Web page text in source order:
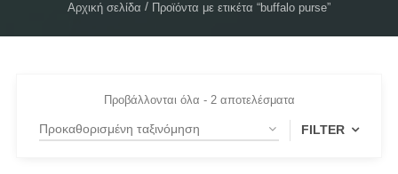
Αρχική σελίδα Προϊόντα με ετικέτα “buffalo purse”
Προβάλλονται όλα - 2 αποτελέσματα
FILTER